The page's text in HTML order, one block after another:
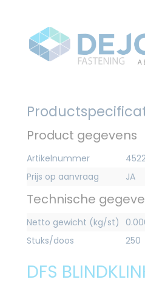
Product gegevens
Artikelnummer
Prijs op aanvraag
JA
Technische
Netto gewicht (kg/st)
Stuks/doos
250
DFS